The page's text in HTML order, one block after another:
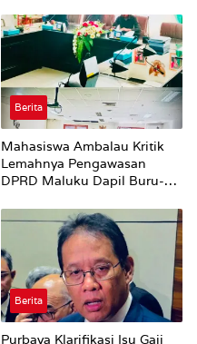
Berita
Mahasiswa Ambalau Kritik
Lemahnya Pengawasan
DPRD Maluku Dapil Buru-
Perubahan Status Jalan
Berita
Purbaya Klarifikasi Isu Gaji